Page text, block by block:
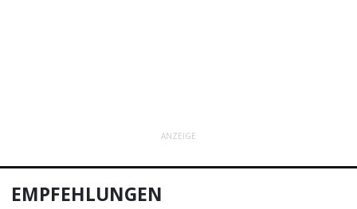
ANZEIGE
EMPFEHLUNGEN